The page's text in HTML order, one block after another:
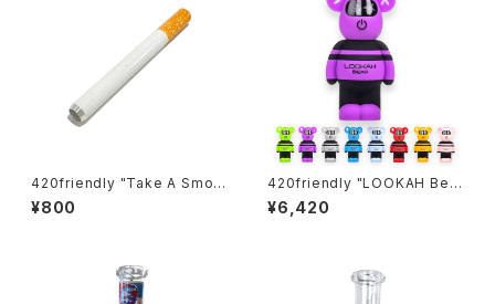
420friendly "Take A Smok
e" こっそりチルタイム Cigarett
e Bat ロング シガレットワンヒ
¥800
420friendly "LOOKAH Bea
r" コンパクト×高性能 510 カー
トバッテリー
¥6,420